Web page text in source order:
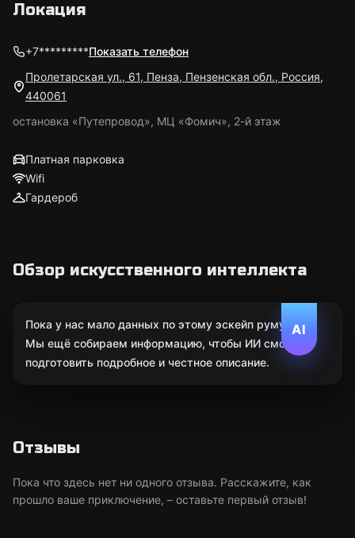
Локация
+7*********Показать телефон
Пролетарская ул., 61, Пенза, Пензенская обл., Россия,
440061
остановка «Путепровод», МЦ «Фомич», 2-й этаж
Платная парковка
Wifi
Гардероб
Обзор искусственного интеллекта
AI
Пока у нас мало данных по этому эскейп руму.
Мы ещё собираем информацию, чтобы ИИ смог
подготовить подробное и честное описание.
Отзывы
Пока что здесь нет ни одного отзыва. Расскажите, как
прошло ваше приключение, – оставьте первый отзыв!